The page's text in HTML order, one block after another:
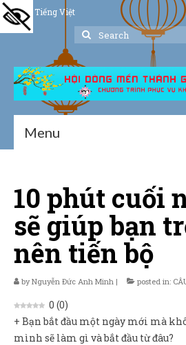
Tiếng Việt
Search
Menu
Giới thiệu
Hoạt động
Thư viện
Dịch vụ hỗ trợ
Sản Phẩm
Giúp đỡ
10 phút cuối
sẽ giúp bạn
nên tiến bộ
byNguyễn Đức Anh Minh | posted in:
0 (0)
+ Bạn bắt đầu một ngày mới mà
mình sẽ làm gì và bắt đầu từ đâu?